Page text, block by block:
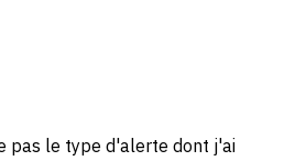
pas le type d'alerte dont j'ai